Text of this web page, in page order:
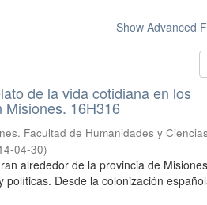
Show Advanced
de la vida cotidiana en los
Misiones. 16H316
Facultad de Humanidades y Ciencias
04-30)
alrededor de la provincia de Misiones
Desde la colonización